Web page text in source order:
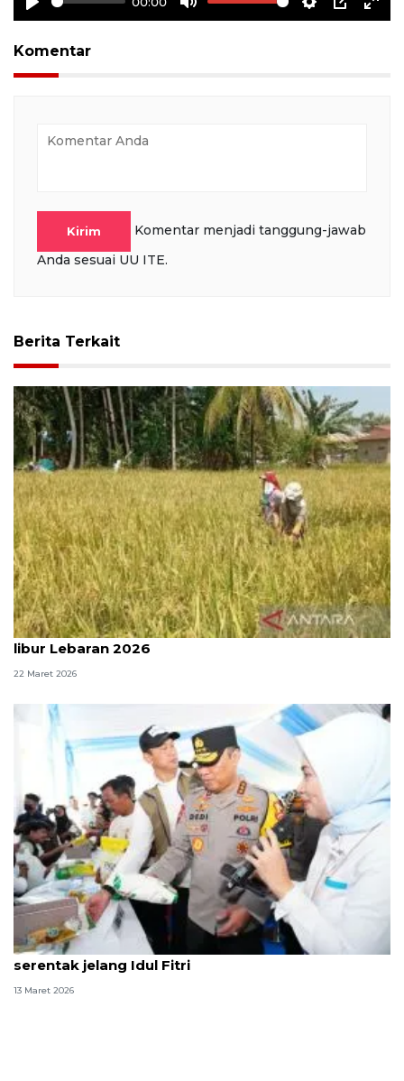
Play Mute Settings
PIP
Komentar
Kirim
Komentar menjadi tanggung-jawab
Anda sesuai UU ITE.
Berita Terkait
Bulog Sumut kerahkan tim serap gabah petani saat
libur Lebaran 2026
22 Maret 2026
Polri dan Bulog gelar Gerakan Pangan Murah
serentak jelang Idul Fitri
13 Maret 2026